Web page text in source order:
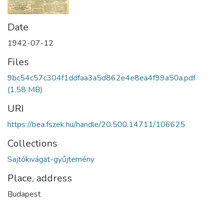
Date
1942-07-12
Files
9bc54c57c304f1ddfaa3a5d862e4e8ea4f99a50a.pdf
(1.58 MB)
URI
https://bea.fszek.hu/handle/20.500.14711/106625
Collections
Sajtókivágat-gyűjtemény
Place, address
Budapest